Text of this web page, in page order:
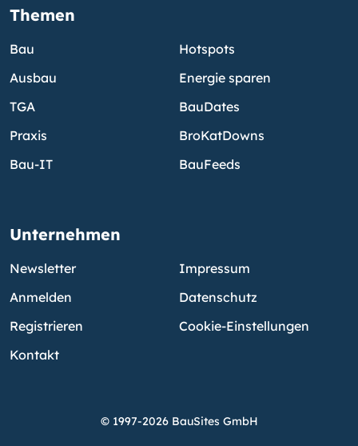
Themen
Bau
Ausbau
TGA
Praxis
Bau-IT
Hotspots
Energie sparen
BauDates
BroKatDowns
BauFeeds
Unternehmen
Newsletter
Anmelden
Registrieren
Kontakt
Impressum
Datenschutz
Cookie-Einstellungen
© 1997-2026 BauSites GmbH